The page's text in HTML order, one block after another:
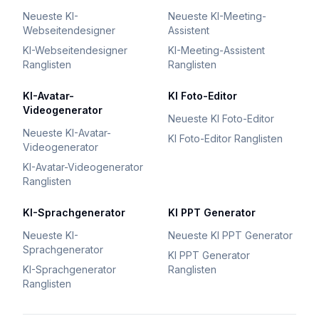
Neueste KI-
Webseitendesigner
KI-Webseitendesigner
Ranglisten
Neueste KI-Meeting-
Assistent
KI-Meeting-Assistent
Ranglisten
KI-Avatar-
Videogenerator
Neueste KI-Avatar-
Videogenerator
KI-Avatar-Videogenerator
Ranglisten
KI Foto-Editor
Neueste KI Foto-Editor
KI Foto-Editor Ranglisten
KI-Sprachgenerator
Neueste KI-
Sprachgenerator
KI-Sprachgenerator
Ranglisten
KI PPT Generator
Neueste KI PPT Generator
KI PPT Generator
Ranglisten